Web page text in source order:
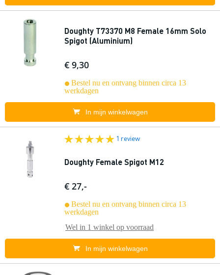
Doughty T73370 M8 Female 16mm Solo
Spigot (Aluminium)
€ 9,30
Bestel nu en ontvang binnen circa 13
werkdagen
In mijn winkelwagen
1 review
Doughty Female Spigot M12
€ 27,-
Bestel nu en ontvang binnen circa 13
werkdagen
Wel in 1 winkel op voorraad
In mijn winkelwagen